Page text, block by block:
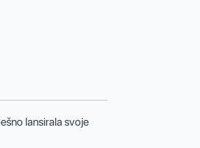
lansirala svoje